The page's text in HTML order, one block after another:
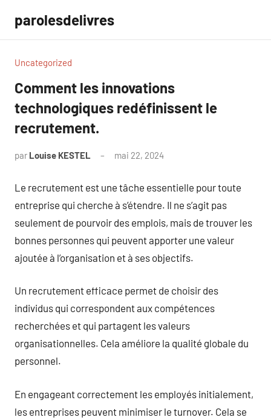
contenu
parolesdelivres
Uncategorized
Comment les innovations
technologiques redéfinissent le
recrutement.
par Louise KESTEL mai 22, 2024
Le recrutement est une tâche essentielle pour toute
entreprise qui cherche à s’étendre. Il ne s’agit pas
seulement de pourvoir des emplois, mais de trouver les
bonnes personnes qui peuvent apporter une valeur
ajoutée à l’organisation et à ses objectifs.
Un recrutement efficace permet de choisir des
individus qui correspondent aux compétences
recherchées et qui partagent les valeurs
organisationnelles. Cela améliore la qualité globale du
personnel.
En engageant correctement les employés initialement,
les entreprises peuvent minimiser le turnover. Cela se